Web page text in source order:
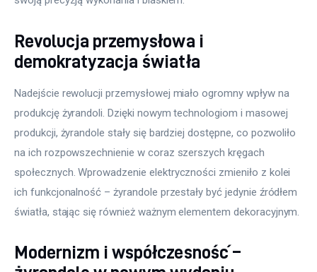
Revolucja przemysłowa i
demokratyzacja światła
Nadejście rewolucji przemysłowej miało ogromny wpływ na
produkcję żyrandoli. Dzięki nowym technologiom i masowej
produkcji, żyrandole stały się bardziej dostępne, co pozwoliło
na ich rozpowszechnienie w coraz szerszych kręgach
społecznych. Wprowadzenie elektryczności zmieniło z kolei
ich funkcjonalność – żyrandole przestały być jedynie źródłem
światła, stając się również ważnym elementem dekoracyjnym.
Modernizm i współczesność –